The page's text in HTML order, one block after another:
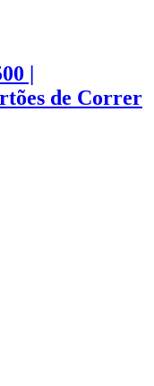
|
de Correr